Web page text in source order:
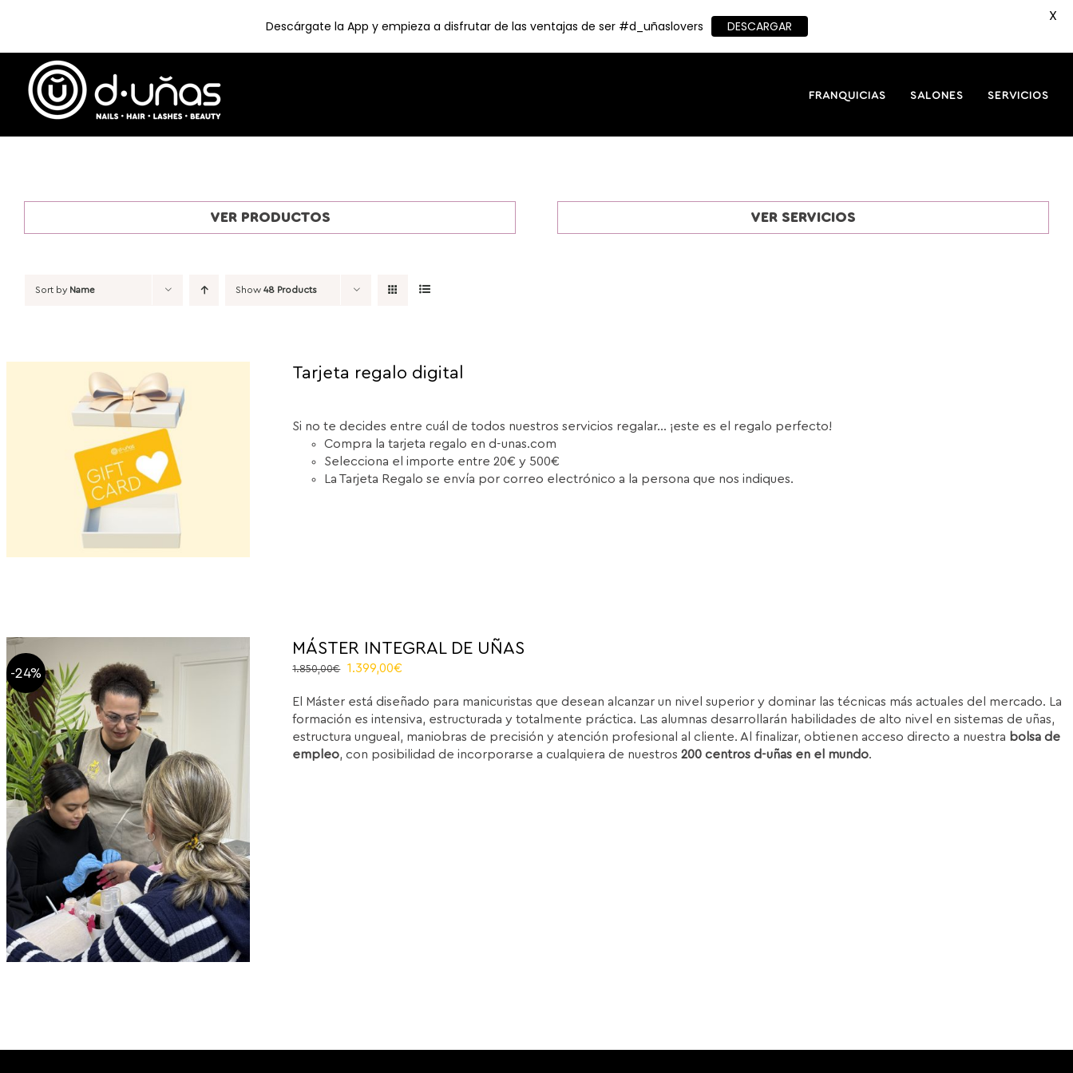
content
FRANQUICIAS SALONES SERVICIOS
VER PRODUCTOS VER SERVICIOS
Sort by Name Show 48 Products
Tarjeta regalo digital
Si no te decides entre cuál de todos nuestros servicios regalar... ¡este es el regalo perfecto!
Compra la tarjeta regalo en d-unas.com
Selecciona el importe entre 20€ y 500€
La Tarjeta Regalo se envía por correo electrónico a la persona que nos indiques.
-24%
MÁSTER INTEGRAL DE UÑAS
1.850,00€
Original
was:
1.850,00€.
1.399,00€
is:
1.399,00€.
El Máster está diseñado para manicuristas que desean alcanzar un nivel superior y dominar las técnicas más actuales del mercado. La
formación es intensiva, estructurada y totalmente práctica. Las alumnas desarrollarán habilidades de alto nivel en sistemas de uñas,
estructura ungueal, maniobras de precisión y atención profesional al cliente. Al finalizar, obtienen acceso directo a nuestra bolsa de
empleo, con posibilidad de incorporarse a cualquiera de nuestros200 centros d-uñas en el mundo.
Descárgate la App y empieza a disfrutar de las ventajas de ser #d_uñaslovers DESCARGAR
X